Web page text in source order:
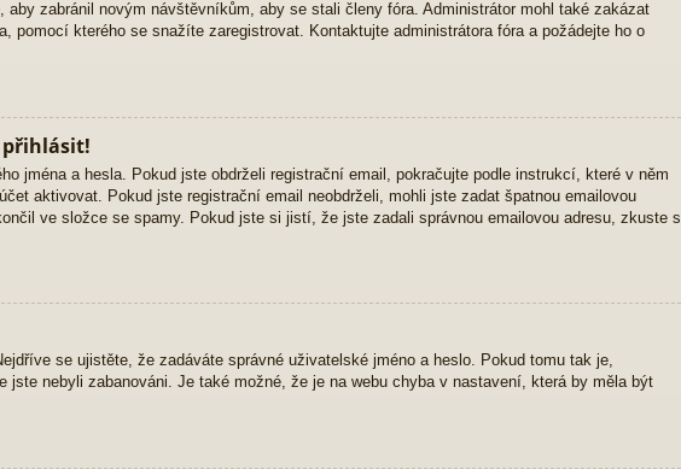
zabránil novým návštěvníkům, aby se stali členy fóra. Administrátor mohl také zakázat
pomocí kterého se snažíte zaregistrovat. Kontaktujte administrátora fóra a požádejte ho o
přihlásit!
jména a hesla. Pokud jste obdrželi registrační email, pokračujte podle instrukcí, které v něm
aktivovat. Pokud jste registrační email neobdrželi, mohli jste zadat špatnou emailovou
ve složce se spamy. Pokud jste si jistí, že jste zadali správnou emailovou adresu, zkuste s
se ujistěte, že zadáváte správné uživatelské jméno a heslo. Pokud tomu tak je,
jste nebyli zabanováni. Je také možné, že je na webu chyba v nastavení, která by měla být